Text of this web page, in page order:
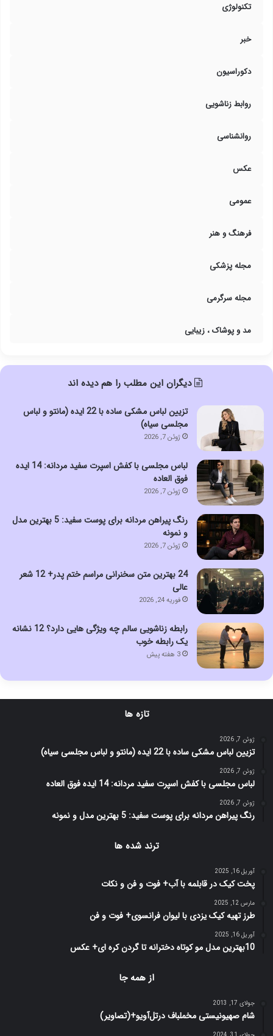
تکنولوژی
خبر
دکوراسیون
روابط زناشویی
روانشناسی
عکس
عمومی
فرهنگ و هنر
مجله پزشکی
مجله سرگرمی
مد و پوشاک ، زیبایی
دیگران این مطلب را هم دیده اند
تزیین لباس مشکی ساده با 22 ایده (مانتو و لباس
مجلسی سیاه)
ژوئن 7, 2026
لباس مجلسی با کفش اسپرت سفید مردانه: 14 ایده
فوق العاده
ژوئن 7, 2026
رنگ پیراهن مردانه برای پوست سفید: 5 بهترین مدل
و نمونه
ژوئن 7, 2026
24 بهترین متن سخنرانی مراسم ختم پدر+ 12 شعر
عالی
فوریه 24, 2026
رابطه زناشویی سالم چه ویژگی هایی دارد؟ 12 نشانه
یک رابطه خوب
3 هفته پیش
تازه ها
ژوئن 7, 2026
تزیین لباس مشکی ساده با 22 ایده (مانتو و لباس مجلسی سیاه)
ژوئن 7, 2026
لباس مجلسی با کفش اسپرت سفید مردانه: 14 ایده فوق العاده
ژوئن 7, 2026
رنگ پیراهن مردانه برای پوست سفید: 5 بهترین مدل و نمونه
ترند شده ها
آوریل 16, 2025
پخت کیک در قابلمه با آب+ فوت و فن و نکات
مارس 12, 2025
طرز تهیه کیک یزدی با لیوان فرانسوی+ فوت و فن
آوریل 16, 2025
10بهترین مدل مو کوتاه دخترانه تا گردن کره ای+ عکس
از همه جا
جولای 17, 2013
شام صهیونیستی مخملباف درتل‌آویو+(تصاویر)